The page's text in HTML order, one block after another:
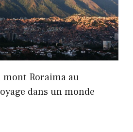
mont Roraima au
dans un monde